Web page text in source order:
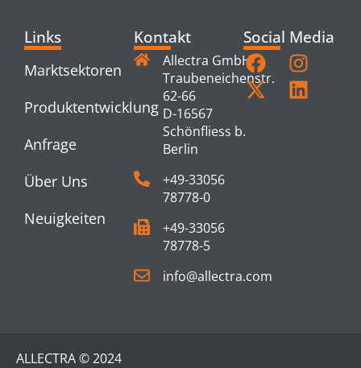
Links
Marktsektoren
Produktentwicklung
Anfrage
Über Uns
Neuigkeiten
Kontakt
Allectra GmbH
Traubeneichenstr.
62-66
D-16567
Schönfliess b.
Berlin
+49-33056
78778-0
+49-33056
78778-5
info@allectra.com
Social Media
ALLECTRA © 2024